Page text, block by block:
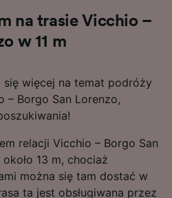
na trasie Vicchio –
w 11 m
więcej na temat podróży
– Borgo San Lorenzo,
relacji Vicchio – Borgo San
13 m, chociaż
można się tam dostać w
ta jest obsługiwana przez